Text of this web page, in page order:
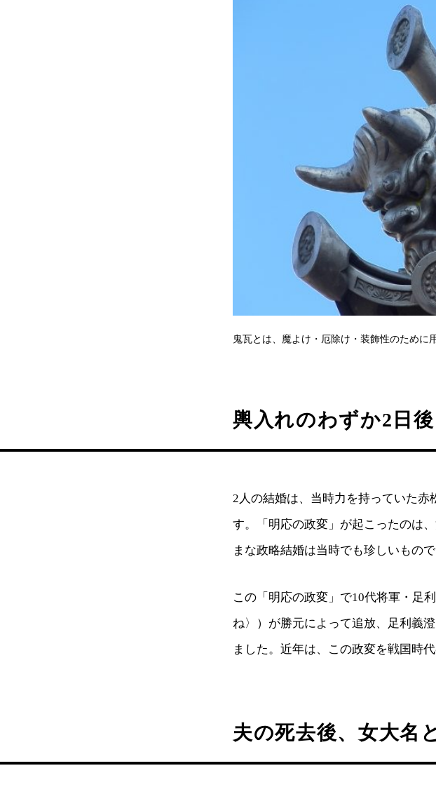
鬼瓦とは、魔よけ・厄除け・装飾性のために
輿入れのわずか2日
2人の結婚は、当時力を持っていた
す。「明応の政変」が起こったのは
まな政略結婚は当時でも珍しいもので
この「明応の政変」で10代将軍・足
ね〉）が勝元によって追放、足利義
ました。近年は、この政変を戦国時
夫の死去後、女大名